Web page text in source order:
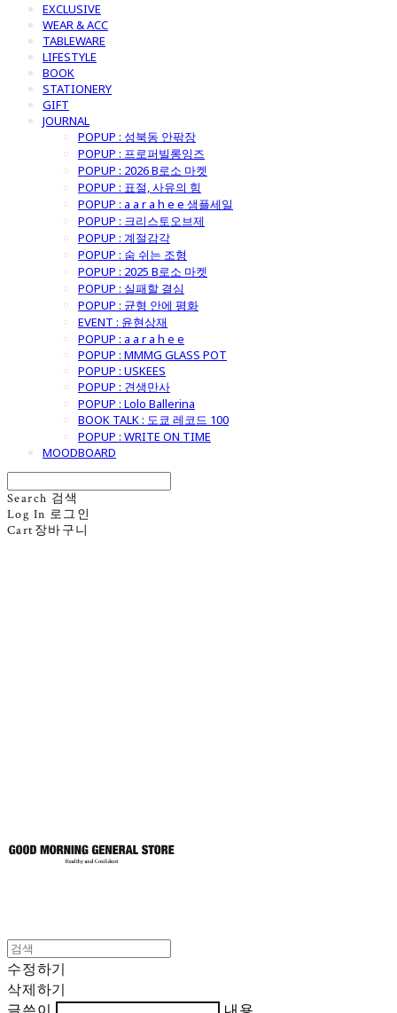
EXCLUSIVE
WEAR & ACC
TABLEWARE
LIFESTYLE
BOOK
STATIONERY
GIFT
JOURNAL
POPUP : 성북동 안팎장
POPUP : 프로퍼빌롱잉즈
POPUP : 2026 B로소 마켓
POPUP : 표절, 사유의 힘
POPUP : a a r a h e e 샘플세일
POPUP : 크리스토오브제
POPUP : 계절감각
POPUP : 숨 쉬는 조형
POPUP : 2025 B로소 마켓
POPUP : 실패할 결심
POPUP : 균형 안에 평화
EVENT : 윤현상재
POPUP : a a r a h e e
POPUP : MMMG GLASS POT
POPUP : USKEES
POPUP : 견생만사
POPUP : Lolo Ballerina
BOOK TALK : 도쿄 레코드 100
POPUP : WRITE ON TIME
MOODBOARD
Search 검색
Log In 로그인
Cart 장바구니
수정하기
삭제하기